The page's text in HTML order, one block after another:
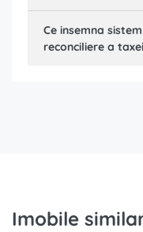
Ce insemna
reconciliere a
Imobile